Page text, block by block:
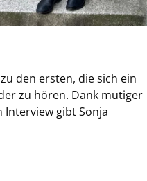
den ersten, die sich ein
zu hören. Dank mutiger
Interview gibt Sonja